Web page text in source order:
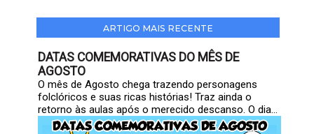
ARTIGO MAIS RECENTE
DATAS COMEMORATIVAS DO MÊS DE
AGOSTO
O mês de Agosto chega trazendo personagens
folclóricos e suas ricas histórias! Traz ainda o
retorno às aulas após o merecido descanso. O dia...